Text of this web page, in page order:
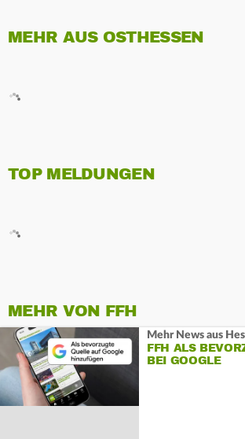
MEHR AUS OSTHESSEN
TOP MELDUNGEN
MEHR VON FFH
Mehr News aus
FFH ALS
BEI GOOGLE